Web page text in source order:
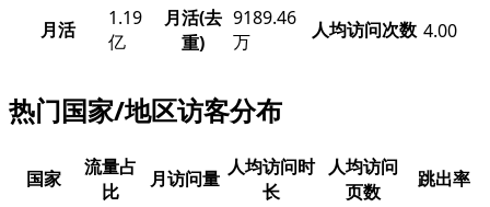
月活
1.19
亿
月活(去
重)
9189.46
万
人均访问次数 4.00
热门国家/地区访客分布
国家
流量占
比
月访问量 人均访问时
长
人均访问
页数
跳出率